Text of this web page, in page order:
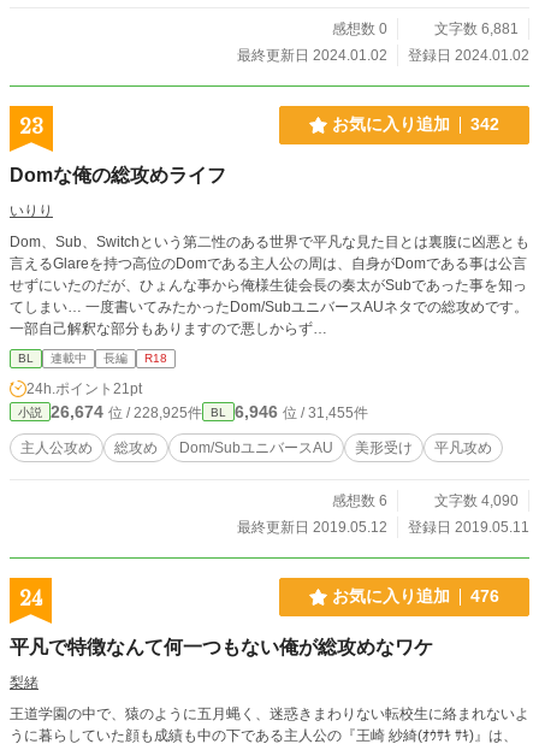
感想数 0
文字数 6,881
最終更新日 2024.01.02
登録日 2024.01.02
23 お気に入り追加 342
Domな俺の総攻めライフ
いりり
Dom、Sub、Switchという第二性のある世界で平凡な見た目とは裏腹に凶悪とも
言えるGlareを持つ高位のDomである主人公の周は、自身がDomである事は公言
せずにいたのだが、ひょんな事から俺様生徒会長の奏太がSubであった事を知っ
てしまい… 一度書いてみたかったDom/SubユニバースAUネタでの総攻めです。
一部自己解釈な部分もありますので悪しからず…
BL 連載中 長編 R18
24h.ポイント 21pt
小説 26,674 位 / 228,925件 BL 6,946 位 / 31,455件
主人公攻め 総攻め Dom/SubユニバースAU 美形受け 平凡攻め
感想数 6
文字数 4,090
最終更新日 2019.05.12
登録日 2019.05.11
24 お気に入り追加 476
平凡で特徴なんて何一つもない俺が総攻めなワケ
梨緒
王道学園の中で、猿のように五月蝿く、迷惑きまわりない転校生に絡まれないよ
うに暮らしていた顔も成績も中の下である主人公の『王崎 紗綺(ｵｳｻｷ ｻｷ)』は、